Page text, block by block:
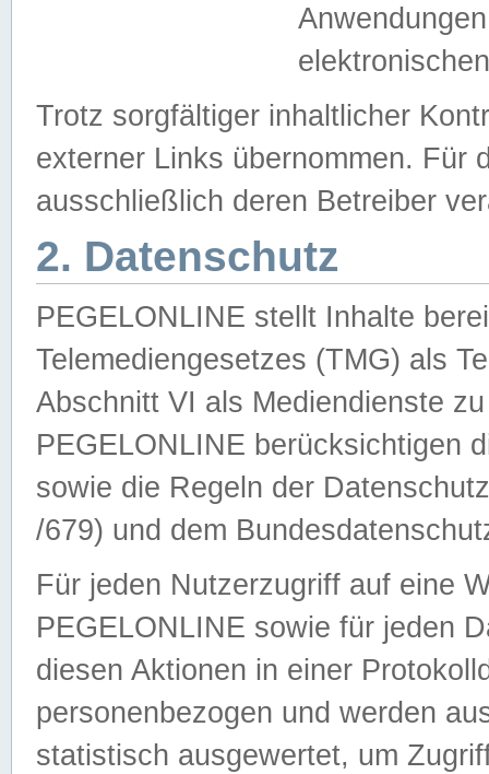
Trotz sorgfältiger inhaltlicher
externer Links übernommen. Für
ausschließlich deren Betreiber
2. Datenschutz
PEGELONLINE stellt Inhalte
Telemediengesetzes (TMG) als
Abschnitt VI als Mediendienste
PEGELONLINE berücksichtigen
sowie die Regeln der
/679) und dem
Für jeden Nutzerzugriff auf eine
PEGELONLINE sowie für jeden
diesen Aktionen in einer
personenbezogen und werden
statistisch ausgewertet, um